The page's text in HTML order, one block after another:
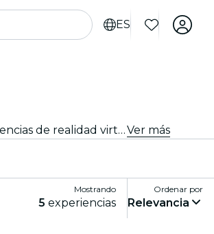
ES
Sumérgete en un mundo de diversión y entretenimiento con los mejores juegos en Burdeos. Desde juegos de mesa hasta experiencias de realidad virtual, hay algo para que todos disfruten.Ver más
Mostrando
5 experiencias
Ordenar por
Relevancia